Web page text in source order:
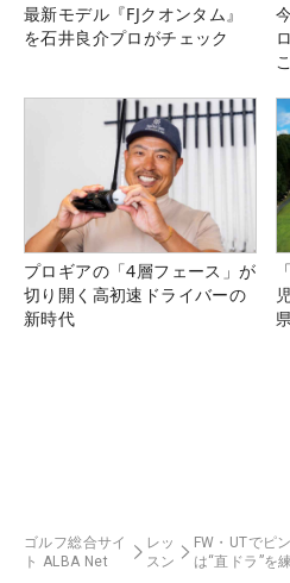
最新モデル『FJクオンタム』
を石井良介プロがチェック
プロギアの「4層フェース」が
切り開く高初速ドライバーの
新時代
ゴルフ総合サイ
ト ALBA Net
レッ
スン
FW・UTでピ
は“直ドラ”を